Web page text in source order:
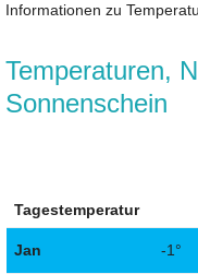
Informationen zu
Temperaturen,
Sonnenschein
Tagestemperatur
Jan -1°